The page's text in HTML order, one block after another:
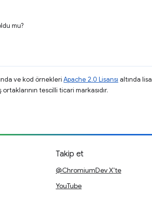
mu?
ve kod örnekleri Apache 2.0 Lisansı altında
tescilli ticari markasıdır.
Takip et
@ChromiumDev X'te
YouTube